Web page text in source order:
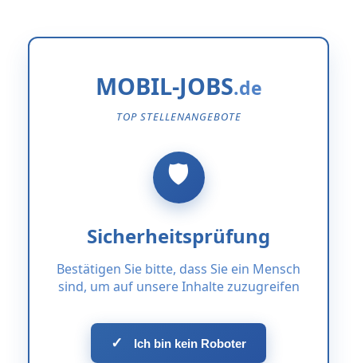
MOBIL-JOBS
TOP STELLENANGEBOTE
Sicherheitsprüfung
Bestätigen Sie bitte, dass Sie ein Mensch
sind, um auf unsere Inhalte zuzugreifen
✓ Ich bin kein Roboter